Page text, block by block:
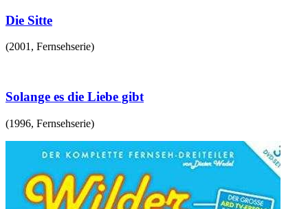
Die Sitte
(2001 , Fernsehserie)
Solange es die Liebe gibt
(1996, Fernsehserie)